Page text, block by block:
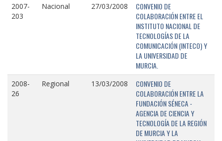
2007-
203
Nacional 27/03/2008
CONVENIO DE
COLABORACIÓN ENTRE EL
INSTITUTO NACIONAL DE
TECNOLOGÍAS DE LA
COMUNICACIÓN (INTECO) Y
LA UNIVERSIDAD DE
MURCIA.
2008-
26
Regional 13/03/2008
CONVENIO DE
COLABORACIÓN ENTRE LA
FUNDACIÓN SÉNECA -
AGENCIA DE CIENCIA Y
TECNOLOGÍA DE LA REGIÓN
DE MURCIA Y LA